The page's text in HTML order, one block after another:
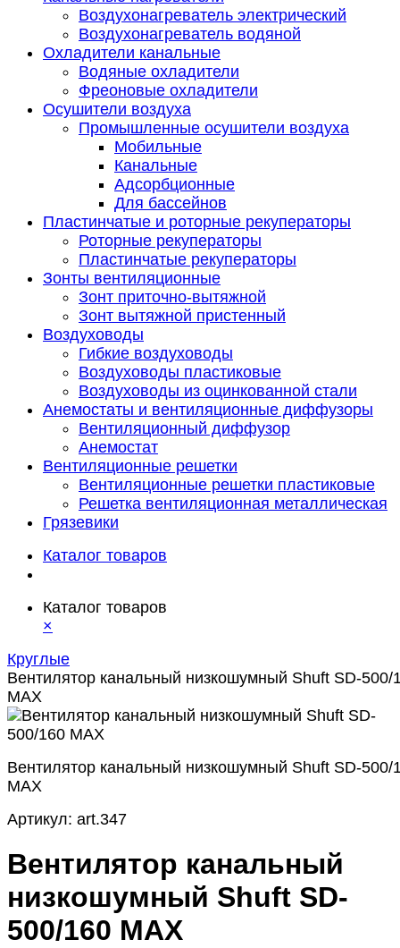
Воздухонагреватель электрический
Воздухонагреватель водяной
Охладители канальные
Водяные охладители
Фреоновые охладители
Осушители воздуха
Промышленные осушители воздуха
Мобильные
Канальные
Адсорбционные
Для бассейнов
Пластинчатые и роторные рекуператоры
Роторные рекуператоры
Пластинчатые рекуператоры
Зонты вентиляционные
Зонт приточно-вытяжной
Зонт вытяжной пристенный
Воздуховоды
Гибкие воздуховоды
Воздуховоды пластиковые
Воздуховоды из оцинкованной стали
Анемостаты и вентиляционные диффузоры
Вентиляционный диффузор
Анемостат
Вентиляционные решетки
Вентиляционные решетки пластиковые
Решетка вентиляционная металлическая
Грязевики
Каталог товаров
Каталог товаров
×
Круглые
Вентилятор канальный низкошумный Shuft SD-500/
MAX
Вентилятор канальный низкошумный Shuft SD-500/
MAX
Артикул: art.347
Вентилятор канальный
низкошумный Shuft SD-
500/160 MAX